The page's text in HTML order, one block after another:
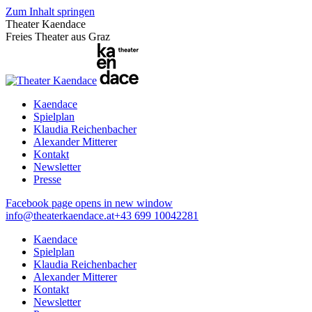
Zum Inhalt springen
Theater Kaendace
Freies Theater aus Graz
Kaendace
Spielplan
Klaudia Reichenbacher
Alexander Mitterer
Kontakt
Newsletter
Presse
Facebook page opens in new window
info@theaterkaendace.at‭+43 699 10042281‬
Kaendace
Spielplan
Klaudia Reichenbacher
Alexander Mitterer
Kontakt
Newsletter